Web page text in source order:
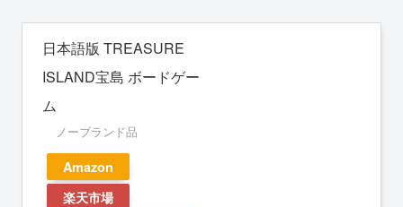
日本語版 TREASURE
ISLAND宝島 ボードゲー
ム
ノーブランド品
Amazon
楽天市場